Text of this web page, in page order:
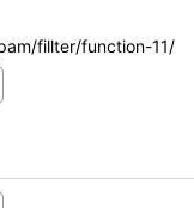
fillter/function-11/